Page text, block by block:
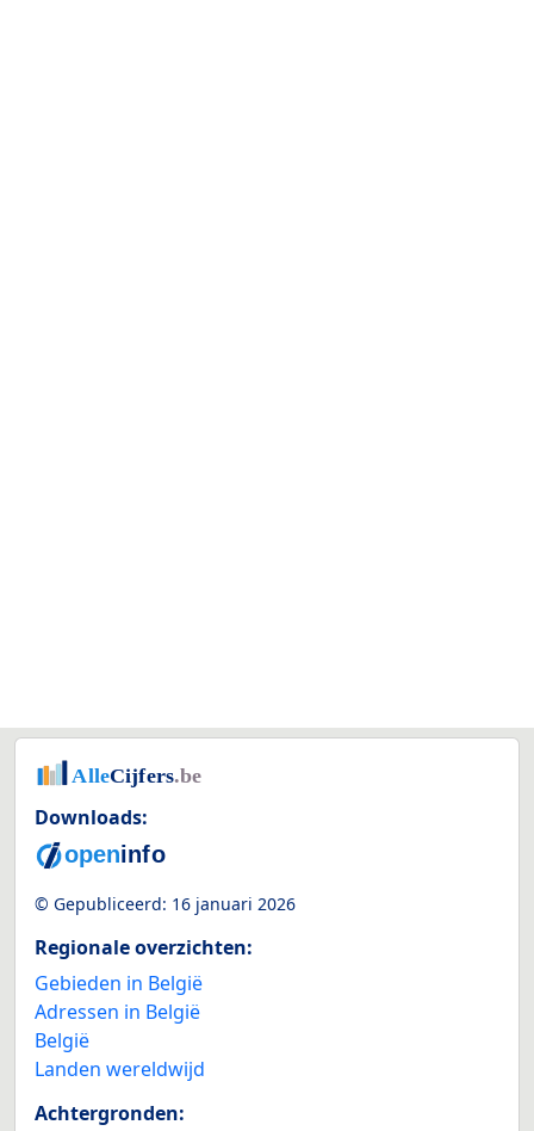
Downloads:
© Gepubliceerd: 16 januari 2026
Regionale overzichten:
Gebieden in België
Adressen in België
België
Landen wereldwijd
Achtergronden: